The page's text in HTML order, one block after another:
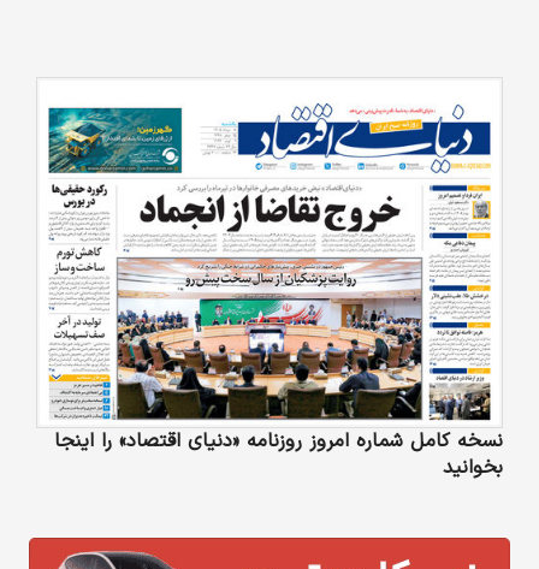
نسخه کامل شماره امروز روزنامه «دنیای‌ اقتصاد» را اینجا
بخوانید